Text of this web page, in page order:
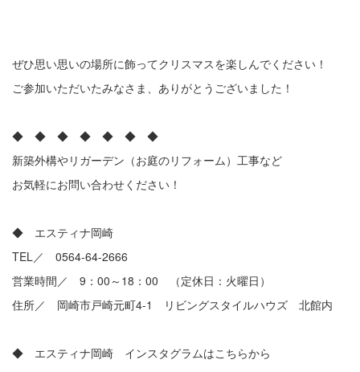
ぜひ思い思いの場所に飾ってクリスマスを楽しんでください！
ご参加いただいたみなさま、ありがとうございました！
◆ ◆ ◆ ◆ ◆ ◆ ◆
新築外構やリガーデン（お庭のリフォーム）工事など
お気軽にお問い合わせください！
◆ エスティナ岡崎
TEL／ 0564-64-2666
営業時間／ 9：00～18：00 （定休日：火曜日）
住所／ 岡崎市戸崎元町4-1 リビングスタイルハウズ 北館内
◆ エスティナ岡崎 インスタグラムはこちらから